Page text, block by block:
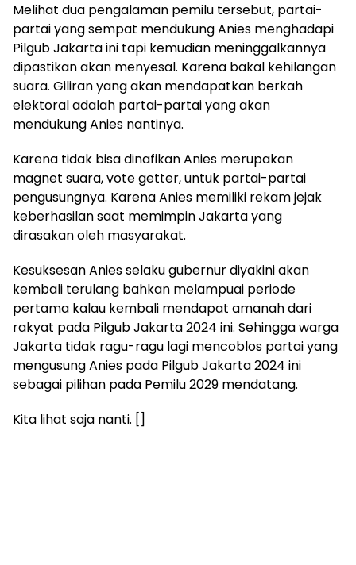
Melihat dua pengalaman pemilu tersebut, partai-
partai yang sempat mendukung Anies menghadapi
Pilgub Jakarta ini tapi kemudian meninggalkannya
dipastikan akan menyesal. Karena bakal kehilangan
suara. Giliran yang akan mendapatkan berkah
elektoral adalah partai-partai yang akan
mendukung Anies nantinya.
Karena tidak bisa dinafikan Anies merupakan
magnet suara, vote getter, untuk partai-partai
pengusungnya. Karena Anies memiliki rekam jejak
keberhasilan saat memimpin Jakarta yang
dirasakan oleh masyarakat.
Kesuksesan Anies selaku gubernur diyakini akan
kembali terulang bahkan melampuai periode
pertama kalau kembali mendapat amanah dari
rakyat pada Pilgub Jakarta 2024 ini. Sehingga warga
Jakarta tidak ragu-ragu lagi mencoblos partai yang
mengusung Anies pada Pilgub Jakarta 2024 ini
sebagai pilihan pada Pemilu 2029 mendatang.
Kita lihat saja nanti. []